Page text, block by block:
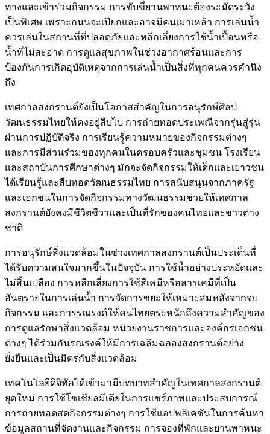
ทางและเข้าร่วมกิจกรรม การขับขี่ยานพาหนะต้องระมัดระวัง
เป็นพิเศษ เพราะถนนจะเปียกและอาจมีคนเมาเหล้า การเล่นน้ำ
ควรเล่นในสถานที่ที่ปลอดภัยและหลีกเลี่ยงการใช้น้ำเปื้อนหรือ
น้ำที่ไม่สะอาด การดูแลสุขภาพในช่วงอากาศร้อนและการ
ป้องกันการเกิดอุบัติเหตุจากการเล่นน้ำเป็นสิ่งที่ทุกคนควรคำนึง
ถึง
เทศกาลสงกรานต์ยังเป็นโอกาสสำคัญในการอนุรักษ์ศิลป
วัฒนธรรมไทยให้คงอยู่สืบไป การถ่ายทอดประเพณีจากรุ่นสู่รุ่น
ผ่านการปฏิบัติจริง การเรียนรู้ความหมายของกิจกรรมต่างๆ
และการมีส่วนร่วมของทุกคนในครอบครัวและชุมชน โรงเรียน
และสถาบันการศึกษาต่างๆ มักจะจัดกิจกรรมให้เด็กและเยาวชน
ได้เรียนรู้และสืบทอดวัฒนธรรมไทย การสนับสนุนจากภาครัฐ
และเอกชนในการจัดกิจกรรมทางวัฒนธรรมช่วยให้เทศกาล
สงกรานต์ยังคงมีชีวิตชีวาและเป็นที่รักของคนไทยและชาวต่าง
ชาติ
การอนุรักษ์สิ่งแวดล้อมในช่วงเทศกาลสงกรานต์เป็นประเด็นที่
ได้รับความสนใจมากขึ้นในปัจจุบัน การใช้น้ำอย่างประหยัดและ
ไม่สิ้นเปลือง การหลีกเลี่ยงการใช้สีเคมีหรือสารเคมีที่เป็น
อันตรายในการเล่นน้ำ การจัดการขยะให้เหมาะสมหลังจากจบ
กิจกรรม และการรณรงค์ให้คนไทยตระหนักถึงความสำคัญของ
การดูแลรักษาสิ่งแวดล้อม หน่วยงานราชการและองค์กรเอกชน
ต่างๆ ได้ร่วมกันรณรงค์ให้มีการเฉลิมฉลองสงกรานต์อย่าง
ยั่งยืนและเป็นมิตรกับสิ่งแวดล้อม
เทคโนโลยีดิจิทัลได้เข้ามามีบทบาทสำคัญในเทศกาลสงกรานต์
ยุคใหม่ การใช้โซเชียลมีเดียในการแชร์ภาพและประสบการณ์
การถ่ายทอดสดกิจกรรมต่างๆ การใช้แอปพลิเคชันในการค้นหา
ข้อมูลสถานที่จัดงานและกิจกรรม การจองที่พักและยานพาหนะ